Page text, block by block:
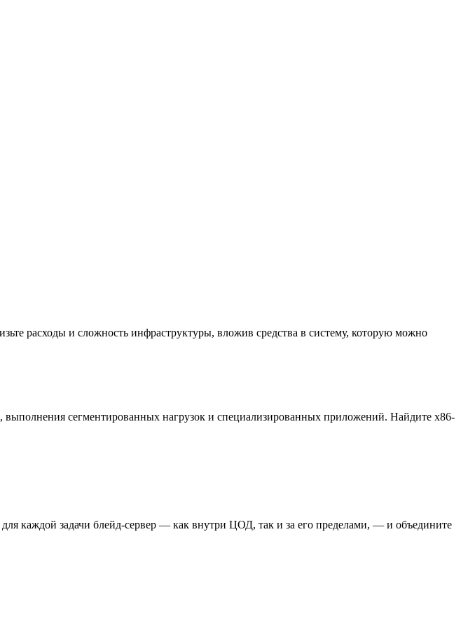
расходы и сложность инфраструктуры, вложив средства в систему, которую можно
сегментированных нагрузок и специализированных приложений. Найдите x86-
каждой задачи блейд-сервер — как внутри ЦОД, так и за его пределами, — и объедините